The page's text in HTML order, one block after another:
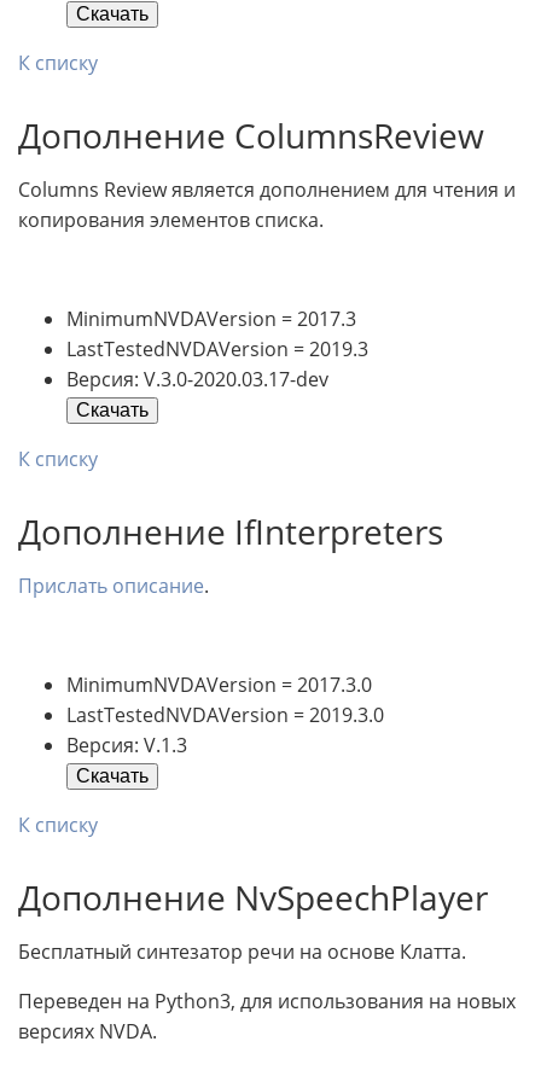
Скачать
К списку
Дополнение ColumnsReview
Columns Review является дополнением для чтения и
копирования элементов списка.
MinimumNVDAVersion = 2017.3
LastTestedNVDAVersion = 2019.3
Версия: V.3.0-2020.03.17-dev
Скачать
К списку
Дополнение IfInterpreters
Прислать описание.
MinimumNVDAVersion = 2017.3.0
LastTestedNVDAVersion = 2019.3.0
Версия: V.1.3
Скачать
К списку
Дополнение NvSpeechPlayer
Бесплатный синтезатор речи на основе Клатта.
Переведен на Python3, для использования на новых
версиях NVDA.